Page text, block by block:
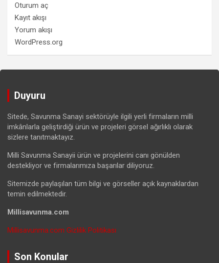
Oturum aç
Kayıt akışı
Yorum akışı
WordPress.org
Duyuru
Sitede, Savunma Sanayi sektörüyle ilgili yerli firmaların milli
imkânlarla geliştirdiği ürün ve projeleri görsel ağırlıklı olarak
sizlere tanıtmaktayız.
Milli Savunma Sanayii ürün ve projelerini canı gönülden
destekliyor ve firmalarımıza başarılar diliyoruz.
Sitemizde paylaşılan tüm bilgi ve görseller açık kaynaklardan
temin edilmektedir.
Millisavunma.com
Millisavunma.com Gizlilik Politikası
Son Konular